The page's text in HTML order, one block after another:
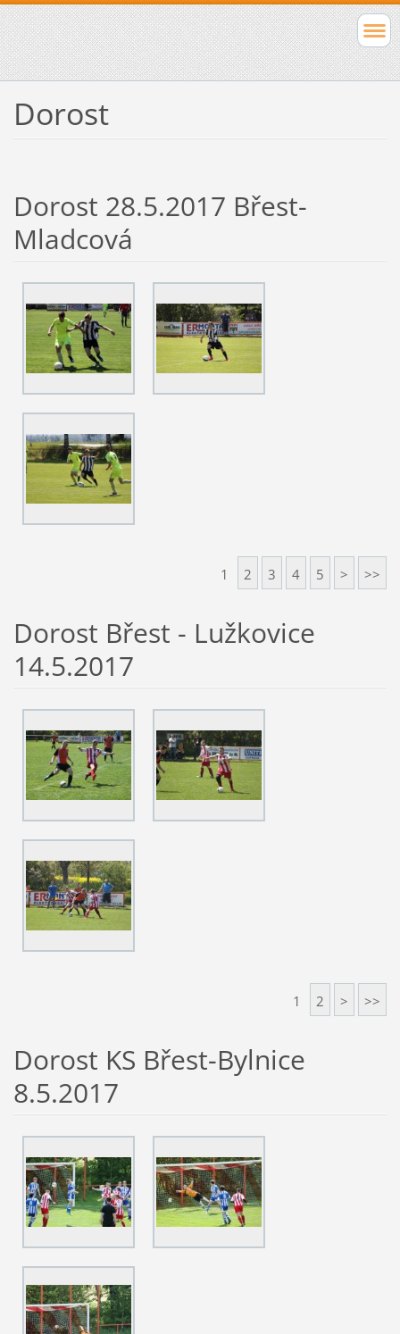
Dorost
Dorost 28.5.2017 Břest-
Mladcová
1 2 3 4 5 > >>
Dorost Břest - Lužkovice
14.5.2017
1 2 > >>
Dorost KS Břest-Bylnice
8.5.2017